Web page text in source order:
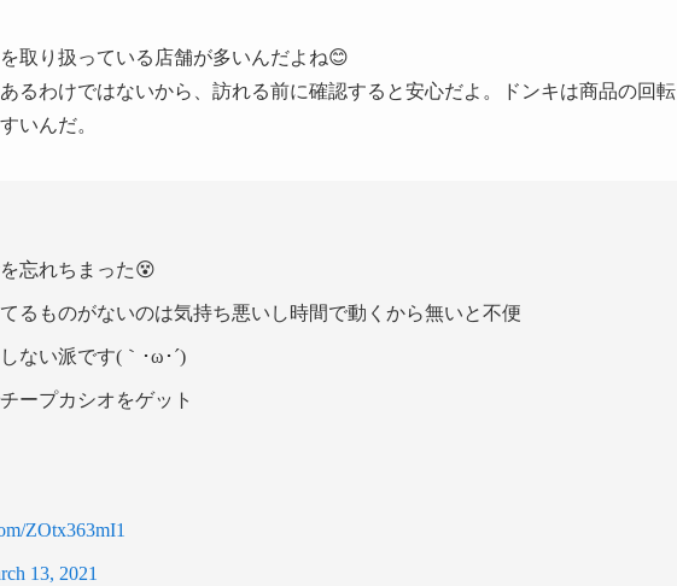
取り扱っている店舗が多いんだよね😊
るわけではないから、訪れる前に確認すると安心だよ。ドンキは商品の回転
いんだ。
忘れちまった😵
るものがないのは気持ち悪いし時間で動くから無いと不便
ない派です(｀･ω･´)ゞ
ープカシオをゲット
ZOtx363mI1
13, 2021